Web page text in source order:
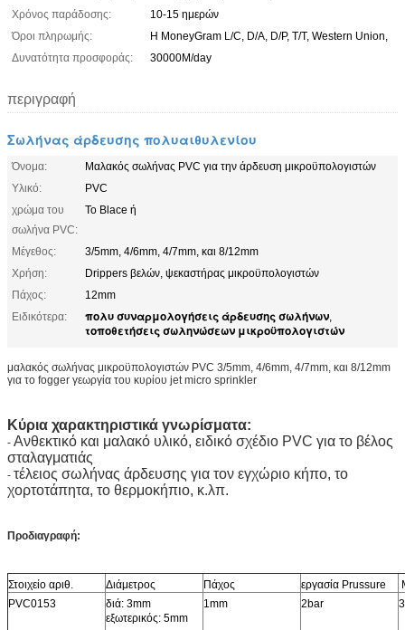
Χρόνος παράδοσης:
10-15 ημερών
Όροι πληρωμής:
Η MoneyGram L/C, D/A, D/P, T/T, Western Union,
Δυνατότητα προσφοράς:
30000M/day
περιγραφή
Σωλήνας άρδευσης πολυαιθυλενίου
Όνομα:
Μαλακός σωλήνας PVC για την άρδευση μικροϋπολογιστών
Υλικό:
PVC
χρώμα του
σωλήνα PVC:
Το Blace ή
Μέγεθος:
3/5mm, 4/6mm, 4/7mm, και 8/12mm
Χρήση:
Drippers βελών, ψεκαστήρας μικροϋπολογιστών
Πάχος:
12mm
Ειδικότερα:
πολυ συναρμολογήσεις άρδευσης σωλήνων,
τοποθετήσεις σωληνώσεων μικροϋπολογιστών
μαλακός σωλήνας μικροϋπολογιστών PVC 3/5mm, 4/6mm, 4/7mm, και 8/12mm
για το fogger γεωργία του κυρίου jet micro sprinkler
Κύρια χαρακτηριστικά γνωρίσματα:
- Ανθεκτικό και μαλακό υλικό, ειδικό σχέδιο PVC για το βέλος
σταλαγματιάς
- τέλειος σωλήνας άρδευσης για τον εγχώριο κήπο, το
χορτοτάπητα, το θερμοκήπιο, κ.λπ.
Προδιαγραφή:
Στοιχείο αριθ. Διάμετρος Πάχος εργασία Prussure
PVC0153
διά: 3mm
εξωτερικός: 5mm
1mm 2bar